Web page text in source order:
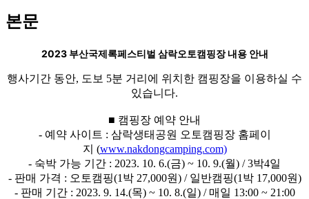
본문
2023 부산국제록페스티벌 삼락오토캠핑장 내용 안내
행사기간 동안, 도보 5분 거리에 위치한 캠핑장을 이용하실 수
있습니다.
■ 캠핑장 예약 안내
- 예약 사이트 : 삼락생태공원 오토캠핑장 홈페이
지 (www.nakdongcamping.com)
- 숙박 가능 기간 : 2023. 10. 6.(금) ~ 10. 9.(월) / 3박4일
- 판매 가격 : 오토캠핑(1박 27,000원) / 일반캠핑(1박 17,000원)
- 판매 기간 : 2023. 9. 14.(목) ~ 10. 8.(일) / 매일 13:00 ~ 21:00